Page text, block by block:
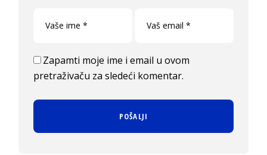
Zapamti moje ime i email u ovom
pretraživaču za sledeći komentar.